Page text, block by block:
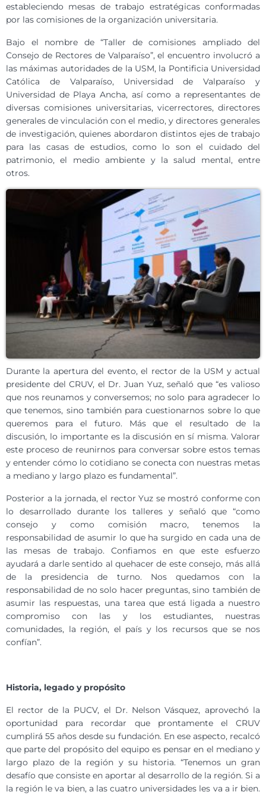
estableciendo mesas de trabajo estratégicas conformadas
por las comisiones de la organización universitaria.
Bajo el nombre de “Taller de comisiones ampliado del
Consejo de Rectores de Valparaíso”, el encuentro involucró a
las máximas autoridades de la USM, la Pontificia Universidad
Católica de Valparaíso, Universidad de Valparaíso y
Universidad de Playa Ancha, así como a representantes de
diversas comisiones universitarias, vicerrectores, directores
generales de vinculación con el medio, y directores generales
de investigación, quienes abordaron distintos ejes de trabajo
para las casas de estudios, como lo son el cuidado del
patrimonio, el medio ambiente y la salud mental, entre
otros.
Durante la apertura del evento, el rector de la USM y actual
presidente del CRUV, el Dr. Juan Yuz, señaló que “es valioso
que nos reunamos y conversemos; no solo para agradecer lo
que tenemos, sino también para cuestionarnos sobre lo que
queremos para el futuro. Más que el resultado de la
discusión, lo importante es la discusión en sí misma. Valorar
este proceso de reunirnos para conversar sobre estos temas
y entender cómo lo cotidiano se conecta con nuestras metas
a mediano y largo plazo es fundamental”.
Posterior a la jornada, el rector Yuz se mostró conforme con
lo desarrollado durante los talleres y señaló que “como
consejo y como comisión macro, tenemos la
responsabilidad de asumir lo que ha surgido en cada una de
las mesas de trabajo. Confiamos en que este esfuerzo
ayudará a darle sentido al quehacer de este consejo, más allá
de la presidencia de turno. Nos quedamos con la
responsabilidad de no solo hacer preguntas, sino también de
asumir las respuestas, una tarea que está ligada a nuestro
compromiso con las y los estudiantes, nuestras
comunidades, la región, el país y los recursos que se nos
confían”.
Historia, legado y propósito
El rector de la PUCV, el Dr. Nelson Vásquez, aprovechó la
oportunidad para recordar que prontamente el CRUV
cumplirá 55 años desde su fundación. En ese aspecto, recalcó
que parte del propósito del equipo es pensar en el mediano y
largo plazo de la región y su historia. “Tenemos un gran
desafío que consiste en aportar al desarrollo de la región. Si a
la región le va bien, a las cuatro universidades les va a ir bien.